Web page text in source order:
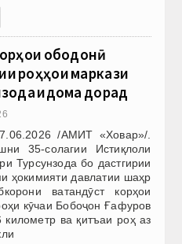
ободонӣ
роҳҳои маркази
идома дорад
/АМИТ «Ховар»/.
35-солагии Истиқлоли
Турсунзода бо дастгирии
ҳокимияти давлатии шаҳр
ватандӯст корҳои
кӯчаи Бобоҷон Ғафуров
ва қитъаи роҳ аз